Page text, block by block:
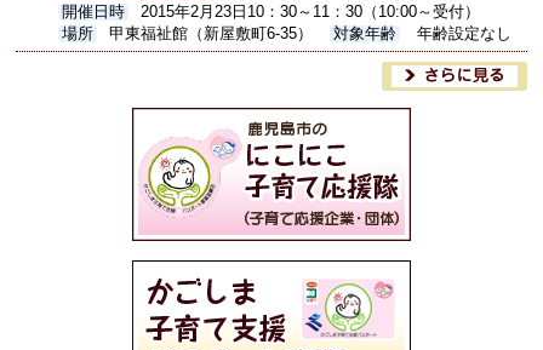
開催日時
2015年2月23日10：30～11：30（10:00～受付）
場所
甲東福祉館（新屋敷町6-35） 対象年齢 年齢設定なし